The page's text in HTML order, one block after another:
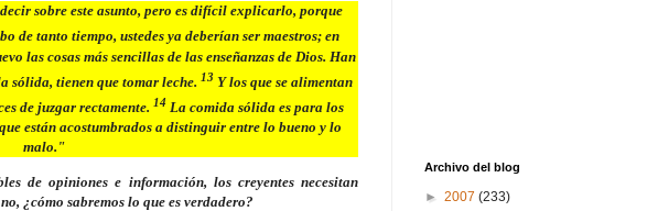
decir sobre este asunto, pero es difícil explicarlo, porque
de tanto tiempo, ustedes ya deberían ser maestros; en
las cosas más sencillas de las enseñanzas de Dios. Han
sólida, tienen que tomar leche. 13 Y los que se alimentan
de juzgar rectamente. 14 La comida sólida es para los
están acostumbrados a distinguir entre lo bueno y lo
malo."
de opiniones e información, los creyentes necesitan
¿cómo sabremos lo que es verdadero?
Archivo del blog
► 2007 (233)